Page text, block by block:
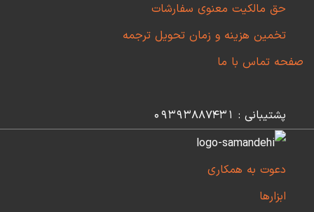
حق مالکیت معنوی سفارشات
تخمین هزینه و زمان تحویل ترجمه
صفحه تماس با ما
پشتیبانی : 09393887431
دعوت به همکاری
ابزارها